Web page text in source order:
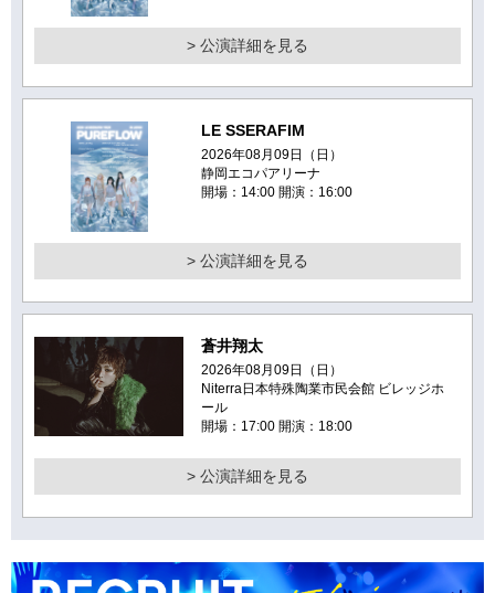
> 公演詳細を見る
LE SSERAFIM
2026年08月09日（日）
静岡エコパアリーナ
開場：14:00 開演：16:00
> 公演詳細を見る
蒼井翔太
2026年08月09日（日）
Niterra日本特殊陶業市民会館 ビレッジホ
ール
開場：17:00 開演：18:00
> 公演詳細を見る